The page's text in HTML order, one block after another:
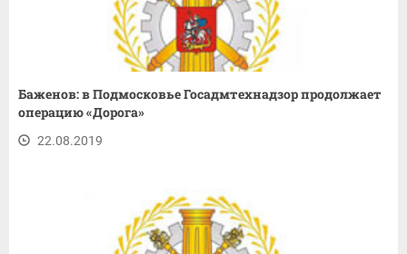
Баженов: в Подмосковье Госадмтехнадзор продолжает
операцию «Дорога»
22.08.2019